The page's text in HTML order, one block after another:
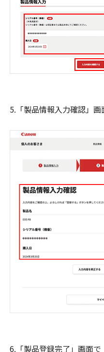
5.「製品情報入力確認」
6.「製品登録完了」画面で